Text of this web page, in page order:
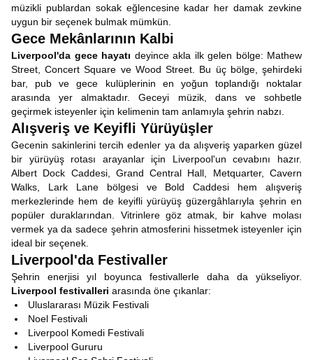
müzikli publardan sokak eğlencesine kadar her damak zevkine
uygun bir seçenek bulmak mümkün.
Gece Mekânlarının Kalbi
Liverpool'da gece hayatı deyince akla ilk gelen bölge: Mathew
Street, Concert Square ve Wood Street. Bu üç bölge, şehirdeki
bar, pub ve gece kulüplerinin en yoğun toplandığı noktalar
arasında yer almaktadır. Geceyi müzik, dans ve sohbetle
geçirmek isteyenler için kelimenin tam anlamıyla şehrin nabzı.
Alışveriş ve Keyifli Yürüyüşler
Gecenin sakinlerini tercih edenler ya da alışveriş yaparken güzel
bir yürüyüş rotası arayanlar için Liverpool'un cevabını hazır.
Albert Dock Caddesi, Grand Central Hall, Metquarter, Cavern
Walks, Lark Lane bölgesi ve Bold Caddesi hem alışveriş
merkezlerinde hem de keyifli yürüyüş güzergâhlarıyla şehrin en
popüler duraklarından. Vitrinlere göz atmak, bir kahve molası
vermek ya da sadece şehrin atmosferini hissetmek isteyenler için
ideal bir seçenek.
Liverpool'da Festivaller
Şehrin enerjisi yıl boyunca festivallerle daha da yükseliyor.
Liverpool festivalleri arasında öne çıkanlar:
Uluslararası Müzik Festivali
Noel Festivali
Liverpool Komedi Festivali
Liverpool Gururu